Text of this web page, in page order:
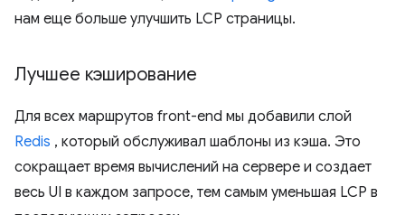
нам еще больше улучшить LCP страницы.
Лучшее кэширование
Для всех маршрутов front-end мы добавили слой
Redis , который обслуживал шаблоны из кэша. Это
сокращает время вычислений на сервере и создает
весь UI в каждом запросе, тем самым уменьшая LCP в